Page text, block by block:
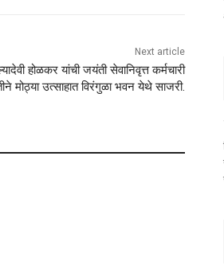
Next article
होळकर यांची जयंती सेवानिवृत्त कर्मचारी
मोठ्या उत्साहात विरंगुळा भवन येथे साजरी.